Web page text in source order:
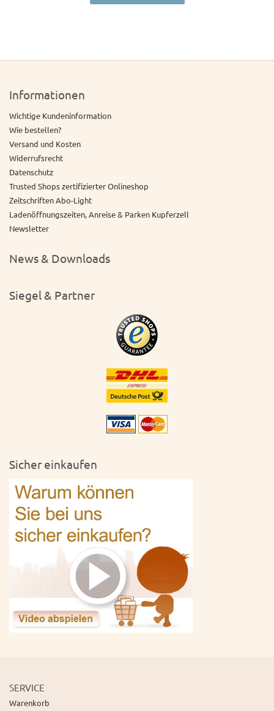
Informationen
Wichtige Kundeninformation
Wie bestellen?
Versand und Kosten
Widerrufsrecht
Datenschutz
Trusted Shops zertifizierter Onlineshop
Zeitschriften Abo-Light
Ladenöffnungszeiten, Anreise & Parken Kupferzell
Newsletter
News & Downloads
Siegel & Partner
Sicher einkaufen
SERVICE
Warenkorb